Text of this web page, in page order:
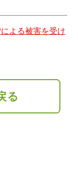
よる被害を受け
る